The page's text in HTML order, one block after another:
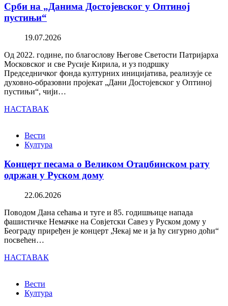
Срби на „Данима Достојевског у Оптиној
пустињи“
19.07.2026
Од 2022. године, по благослову Његове Светости Патријарха
Московског и све Русије Кирила, и уз подршку
Председничког фонда културних иницијатива, реализује се
духовно-образовни пројекат „Дани Достојевског у Оптиној
пустињи“, чији…
НАСТАВАК
Вести
Култура
Концерт песама о Великом Отаџбинском рату
одржан у Руском дому
22.06.2026
Поводом Дана сећања и туге и 85. годишњице напада
фашистичке Немачке на Совјетски Савез у Руском дому у
Београду приређен је концерт „Чекај ме и ја ћу сигурно доћи“
посвећен…
НАСТАВАК
Вести
Култура